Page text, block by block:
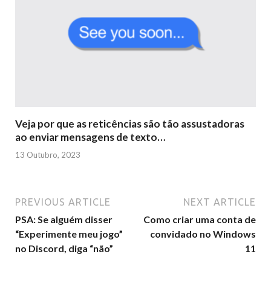
Veja por que as reticências são tão assustadoras
ao enviar mensagens de texto…
13 Outubro, 2023
PREVIOUS ARTICLE
PSA: Se alguém disser
“Experimente meu jogo”
no Discord, diga “não”
NEXT ARTICLE
Como criar uma conta de
convidado no Windows
11